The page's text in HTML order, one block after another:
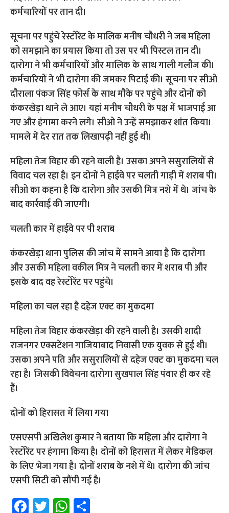
कर्मचारियों पर तान दी।
सूचना पर पहुंचे रेस्टोरेंट के मालिक मनीष चौधरी ने जब महिला
को समझाने का प्रयास किया तो उस पर भी पिस्टल तान दी।
दारोगा ने भी कर्मचारियों और मालिक के साथ गाली गलौज की।
कर्मचारियों ने भी दारोगा की जमकर पिटाई की। सूचना पर सीओ
दौराला पंकज सिंह फोर्स के साथ मौके पर पहुंचे और दोनों को
कंकरखेड़ा थाने ले आए। यहां मनीष चौधरी के पक्ष में भाजपाई आ
गए और हंगामा करने लगे। सीओ ने उन्हें समझाकर शांत किया।
मामले में देर रात तक लिखापढ़ी नहीं हुई थी।
महिला तेज विहार की रहने वाली है। उसका अपने ससुरालियों से
विवाद चल रहा है। इन दोनों ने हाईवे पर चलती गाड़ी में शराब पी।
सीओ का कहना है कि दारोगा और उसकी मित्र नशे में थे। जांच के
बाद कार्रवाई की जाएगी।
चलती कार में हाईवे पर पी शराब
कंकरखेड़ा थाना पुलिस की जांच में सामने आया है कि दारोगा
और उसकी महिला वकील मित्र ने चलती कार में शराब पी और
इसके बाद वह रेस्टोरेंट पर पहुंचे।
महिला का चल रहा है दहेज एक्ट का मुकदमा
महिला तेज विहार कंकरखेड़ा की रहने वाली है। उसकी शादी
राजनगर एक्सटेंशन गाजियाबाद निवासी एक युवक से हुई थी।
उसका अपने पति और ससुरालियों से दहेज एक्ट का मुकदमा चल
रहा है। जिसकी विवेचना दारोगा सुखपाल सिंह पंवार ही कर रहे
हैं।
दोनों को हिरासत में लिया गया
एसएसपी अखिलेश कुमार ने बताया कि महिला और दारोगा ने
रेस्टोरेंट पर हंगामा किया है। दोनों को हिरासत में लेकर मेडिकल
के लिए भेजा गया है। दोनों शराब के नशे में थे। दारोगा की जांच
एसपी सिटी को सौंपी गई है।
Fa T W